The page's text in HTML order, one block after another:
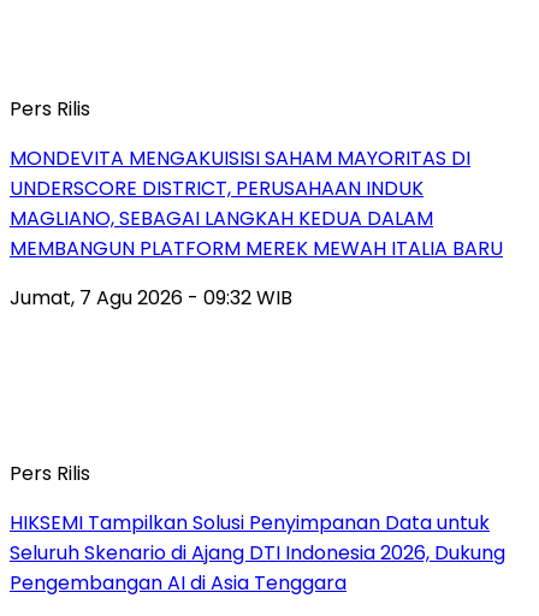
Pers Rilis
MONDEVITA MENGAKUISISI SAHAM MAYORITAS DI
UNDERSCORE DISTRICT, PERUSAHAAN INDUK
MAGLIANO, SEBAGAI LANGKAH KEDUA DALAM
MEMBANGUN PLATFORM MEREK MEWAH ITALIA BARU
Jumat, 7 Agu 2026 - 09:32 WIB
Pers Rilis
HIKSEMI Tampilkan Solusi Penyimpanan Data untuk
Seluruh Skenario di Ajang DTI Indonesia 2026, Dukung
Pengembangan AI di Asia Tenggara